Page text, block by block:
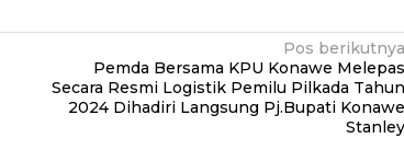
Pos berikutnya
Pemda Bersama KPU Konawe Melepas
Secara Resmi Logistik Pemilu Pilkada Tahun
2024 Dihadiri Langsung Pj.Bupati Konawe
Stanley